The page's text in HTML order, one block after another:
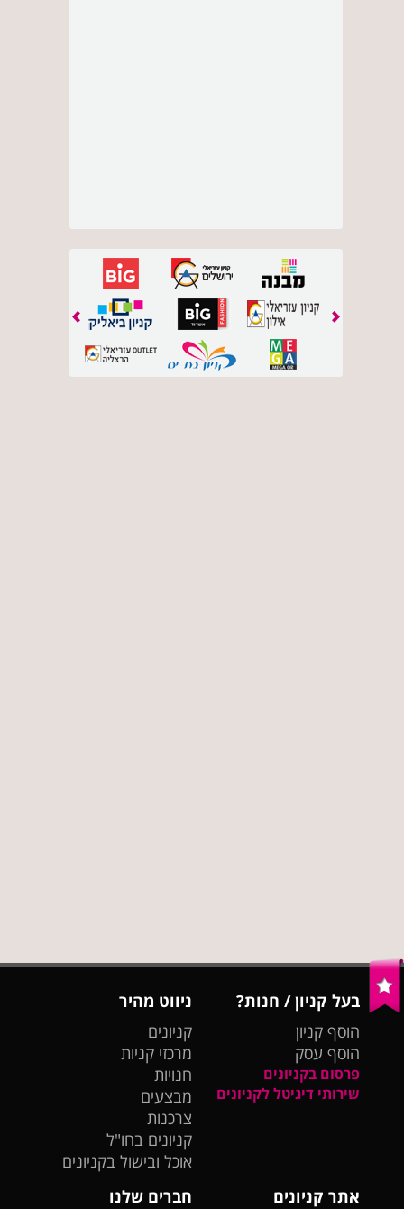
בעל קניון / חנות?
הוסף קניון
הוסף עסק
פרסום בקניונים
שירותי דיגיטל לקניונים
ניווט מהיר
קניונים
מרכזי קניות
חנויות
מבצעים
צרכנות
קניונים בחו"ל
אוכל ובישול בקניונים
אתר קניונים
חברים שלנו